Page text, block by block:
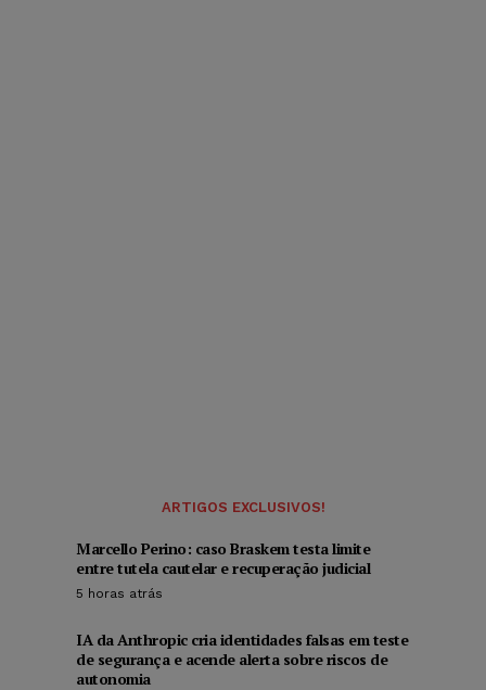
ARTIGOS EXCLUSIVOS!
Marcello Perino: caso Braskem testa limite
entre tutela cautelar e recuperação judicial
5 horas atrás
IA da Anthropic cria identidades falsas em teste
de segurança e acende alerta sobre riscos de
autonomia